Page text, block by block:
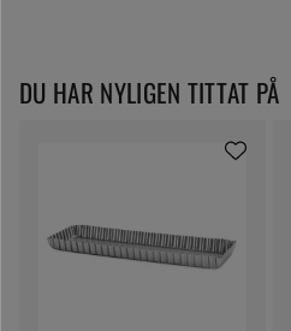
DU HAR NYLIGEN TITTAT PÅ